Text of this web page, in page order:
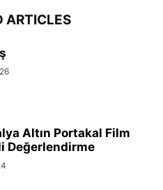
ARTICLES
Altın Portakal Film
Değerlendirme